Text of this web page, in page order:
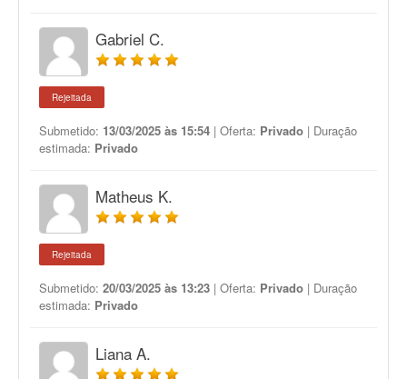
Gabriel C.
Rejeitada
Submetido: 13/03/2025 às 15:54 | Oferta: Privado | Duração
estimada: Privado
Matheus K.
Rejeitada
Submetido: 20/03/2025 às 13:23 | Oferta: Privado | Duração
estimada: Privado
Liana A.